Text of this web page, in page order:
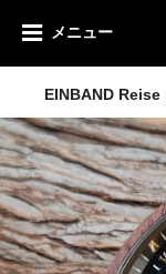
メニュー
EINBAND